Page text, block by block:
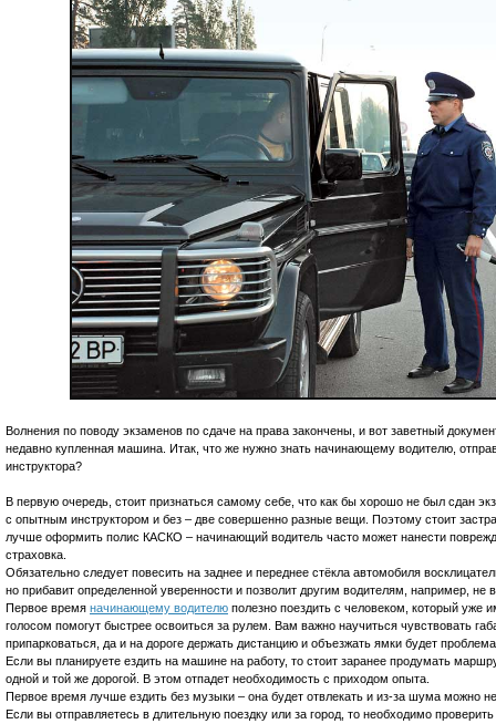
Волнения по поводу экзаменов по сдаче на права закончены, и вот заветный
недавно купленная машина. Итак, что же нужно знать начинающему водителю,
инструктора?
В первую очередь, стоит признаться самому себе, что как бы хорошо не был сдан
с опытным инструктором и без – две совершенно разные вещи. Поэтому стоит
лучше оформить полис КАСКО – начинающий водитель часто может нанести
страховка.
Обязательно следует повесить на заднее и переднее стёкла автомобиля
но прибавит определенной уверенности и позволит другим водителям, например, не
Первое время начинающему водителю полезно поездить с человеком, который уже
голосом помогут быстрее освоиться за рулем. Вам важно научиться чувствовать
припарковаться, да и на дороге держать дистанцию и объезжать ямки будет
Если вы планируете ездить на машине на работу, то стоит заранее продумать
одной и той же дорогой. В этом отпадет необходимость с приходом опыта.
Первое время лучше ездить без музыки – она будет отвлекать и из-за шума можно
Если вы отправляетесь в длительную поездку или за город, то необходимо